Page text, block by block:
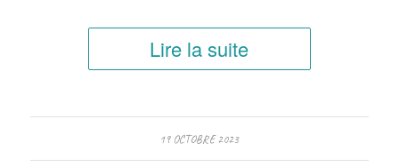
Lire la suite
19 OCTOBRE 2023